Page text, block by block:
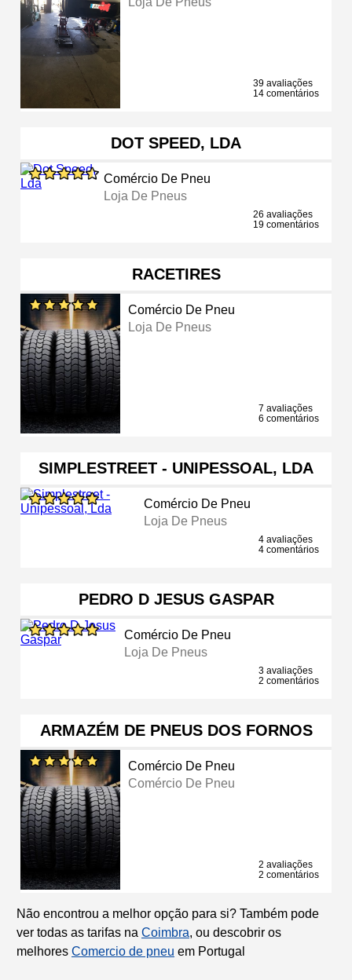
39 avaliações
14 comentários
DOT SPEED, LDA
Comércio De Pneu
Loja De Pneus
26 avaliações
19 comentários
RACETIRES
Comércio De Pneu
Loja De Pneus
7 avaliações
6 comentários
SIMPLESTREET - UNIPESSOAL, LDA
Comércio De Pneu
Loja De Pneus
4 avaliações
4 comentários
PEDRO D JESUS GASPAR
Comércio De Pneu
Loja De Pneus
3 avaliações
2 comentários
ARMAZÉM DE PNEUS DOS FORNOS
Comércio De Pneu
Comércio De Pneu
2 avaliações
2 comentários
Não encontrou a melhor opção para si? Também pode
ver todas as tarifas na Coimbra, ou descobrir os
melhores Comercio de pneu em Portugal